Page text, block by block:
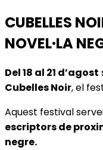
CUBELLES
NOVEL·LA
Del 18 al 21 d’agost
Cubelles Noir, el
Aquest festival
escriptors de
negre.